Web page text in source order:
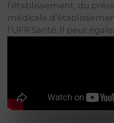
l’établissement, du
médicale
l’UFR Santé. Il peut